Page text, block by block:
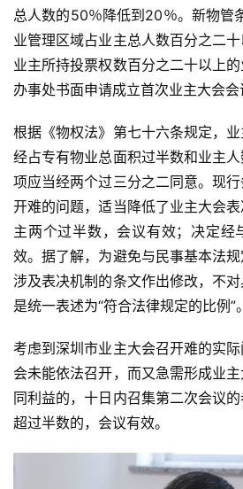
总人数的50％降低到20％。新物管
业管理区域占业主总人数百分之二
业主所持投票权数百分之二十以上
办事处书面申请成立首次业主大会会
根据《物权法》第七十六条规定，
经占专有物业总面积过半数和业主
项应当经两个过三分之二同意。现
开难的问题，适当降低了业主大会
主两个过半数，会议有效；决定经
效。据了解，为避免与民事基本法
涉及表决机制的条文作出修改，不
是统一表述为“符合法律规定的比例”。
考虑到深圳市业主大会召开难的实
会未能依法召开，而又急需形成业
同利益的，十日内召集第二次会议
超过半数的，会议有效。